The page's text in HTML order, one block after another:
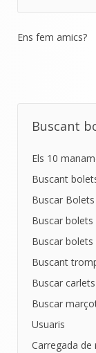
Ens fem amics?
Buscant
Els 10
Buscant
Buscar
Buscar
Buscar
Buscant
Buscar
Buscar
Usuaris
Carregada de